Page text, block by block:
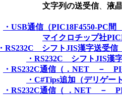
文字列の送受信、 液
・USB通信（PIC18F4550-PC
マイクロチップ社
・RS232C シフトJIS漢字送受信
・RS232C シフトJIS漢
・RS232C通信（．NET －
・C#Tips追加（デリゲー
・RS232C通信（ ．NET －